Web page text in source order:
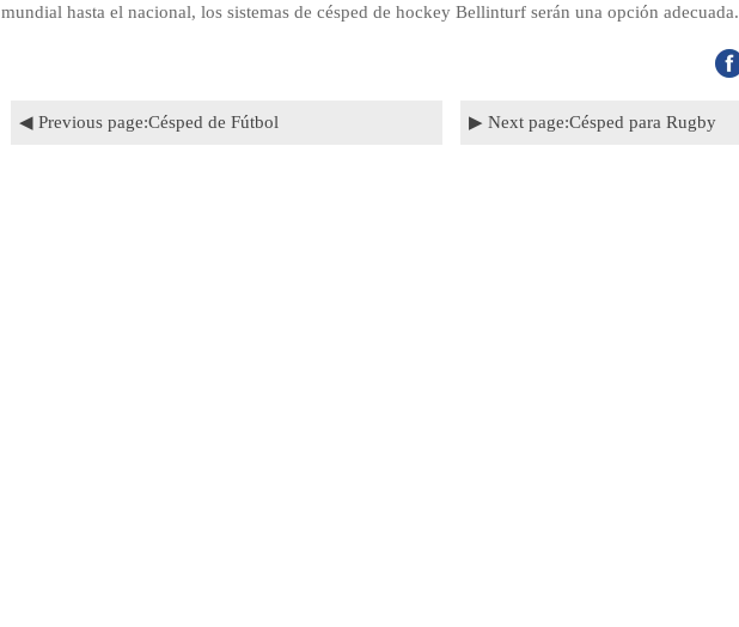
mundial hasta el nacional, los sistemas de césped de hockey Bellinturf serán una opción adecuada.
◀ Previous page:Césped de Fútbol ▶ Next page:Césped para Rugby